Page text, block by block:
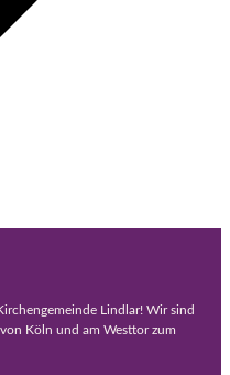
Lindlar! Wir sind
Köln und am Westtor zum